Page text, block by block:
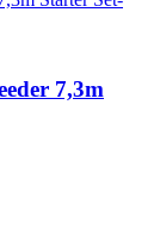
7,3m